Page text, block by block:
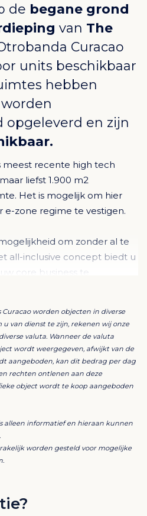
de begane grond
van The
Curacao
units beschikbaar
hebben
en zijn
meest recente high tech
liefst 1.900 m2
Het is mogelijk om hier
zone regime te vestigen.
om zonder al te
all-inclusive concept biedt u
core business te
tweetal volledig
The Villa en The Club
genaamd The Green
zich een drietal etages,
de toenemende vraag
heeft de ontwikkelaar
van water te voorzien, is
worden objecten in diverse
van dienst te zijn, rekenen wij onze
valuta. Wanneer de valuta
wordt weergegeven, afwijkt van de
aangeboden, kan dit bedrag per dag
rechten ontlenen aan deze
object wordt te koop aangeboden
alleen informatief en hieraan kunnen
worden gesteld voor mogelijke